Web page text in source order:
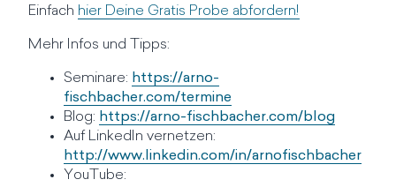
Einfach hier Deine Gratis Probe abfordern!
Mehr Infos und Tipps:
Seminare: https://arno-
fischbacher.com/termine
Blog: https://arno-fischbacher.com/blog
Auf LinkedIn vernetzen:
http://www.linkedin.com/in/arnofischbacher
YouTube: